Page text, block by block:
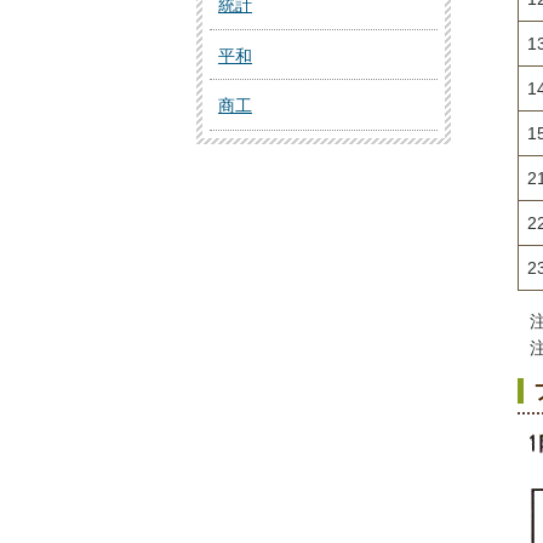
統計
平和
商工